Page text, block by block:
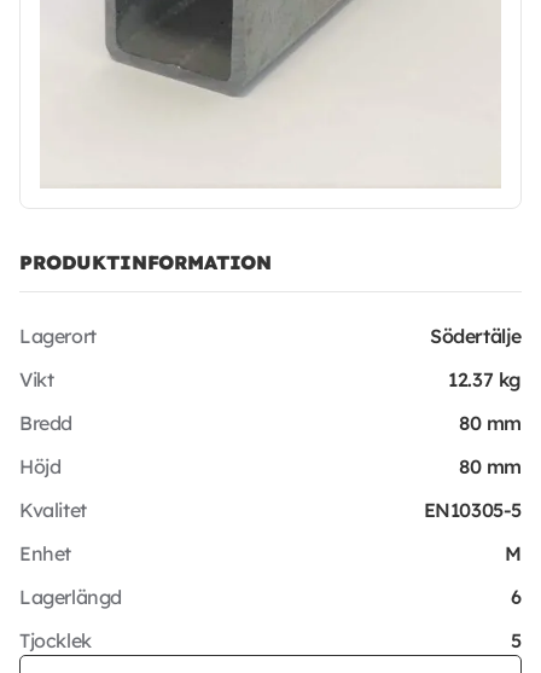
PRODUKTINFORMATION
Lagerort
Södertälje
Vikt
12.37 kg
Bredd
80 mm
Höjd
80 mm
Kvalitet
EN10305-5
Enhet
M
Lagerlängd
6
Tjocklek
5